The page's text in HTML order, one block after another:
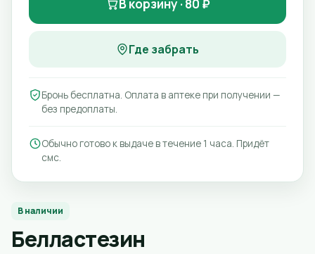
В наличии
Белластезин
В корзину · 80 ₽
Где забрать
Бронь бесплатна. Оплата в аптеке при получении —
без предоплаты.
Обычно готово к выдаче в течение 1 часа. Придёт
смс.